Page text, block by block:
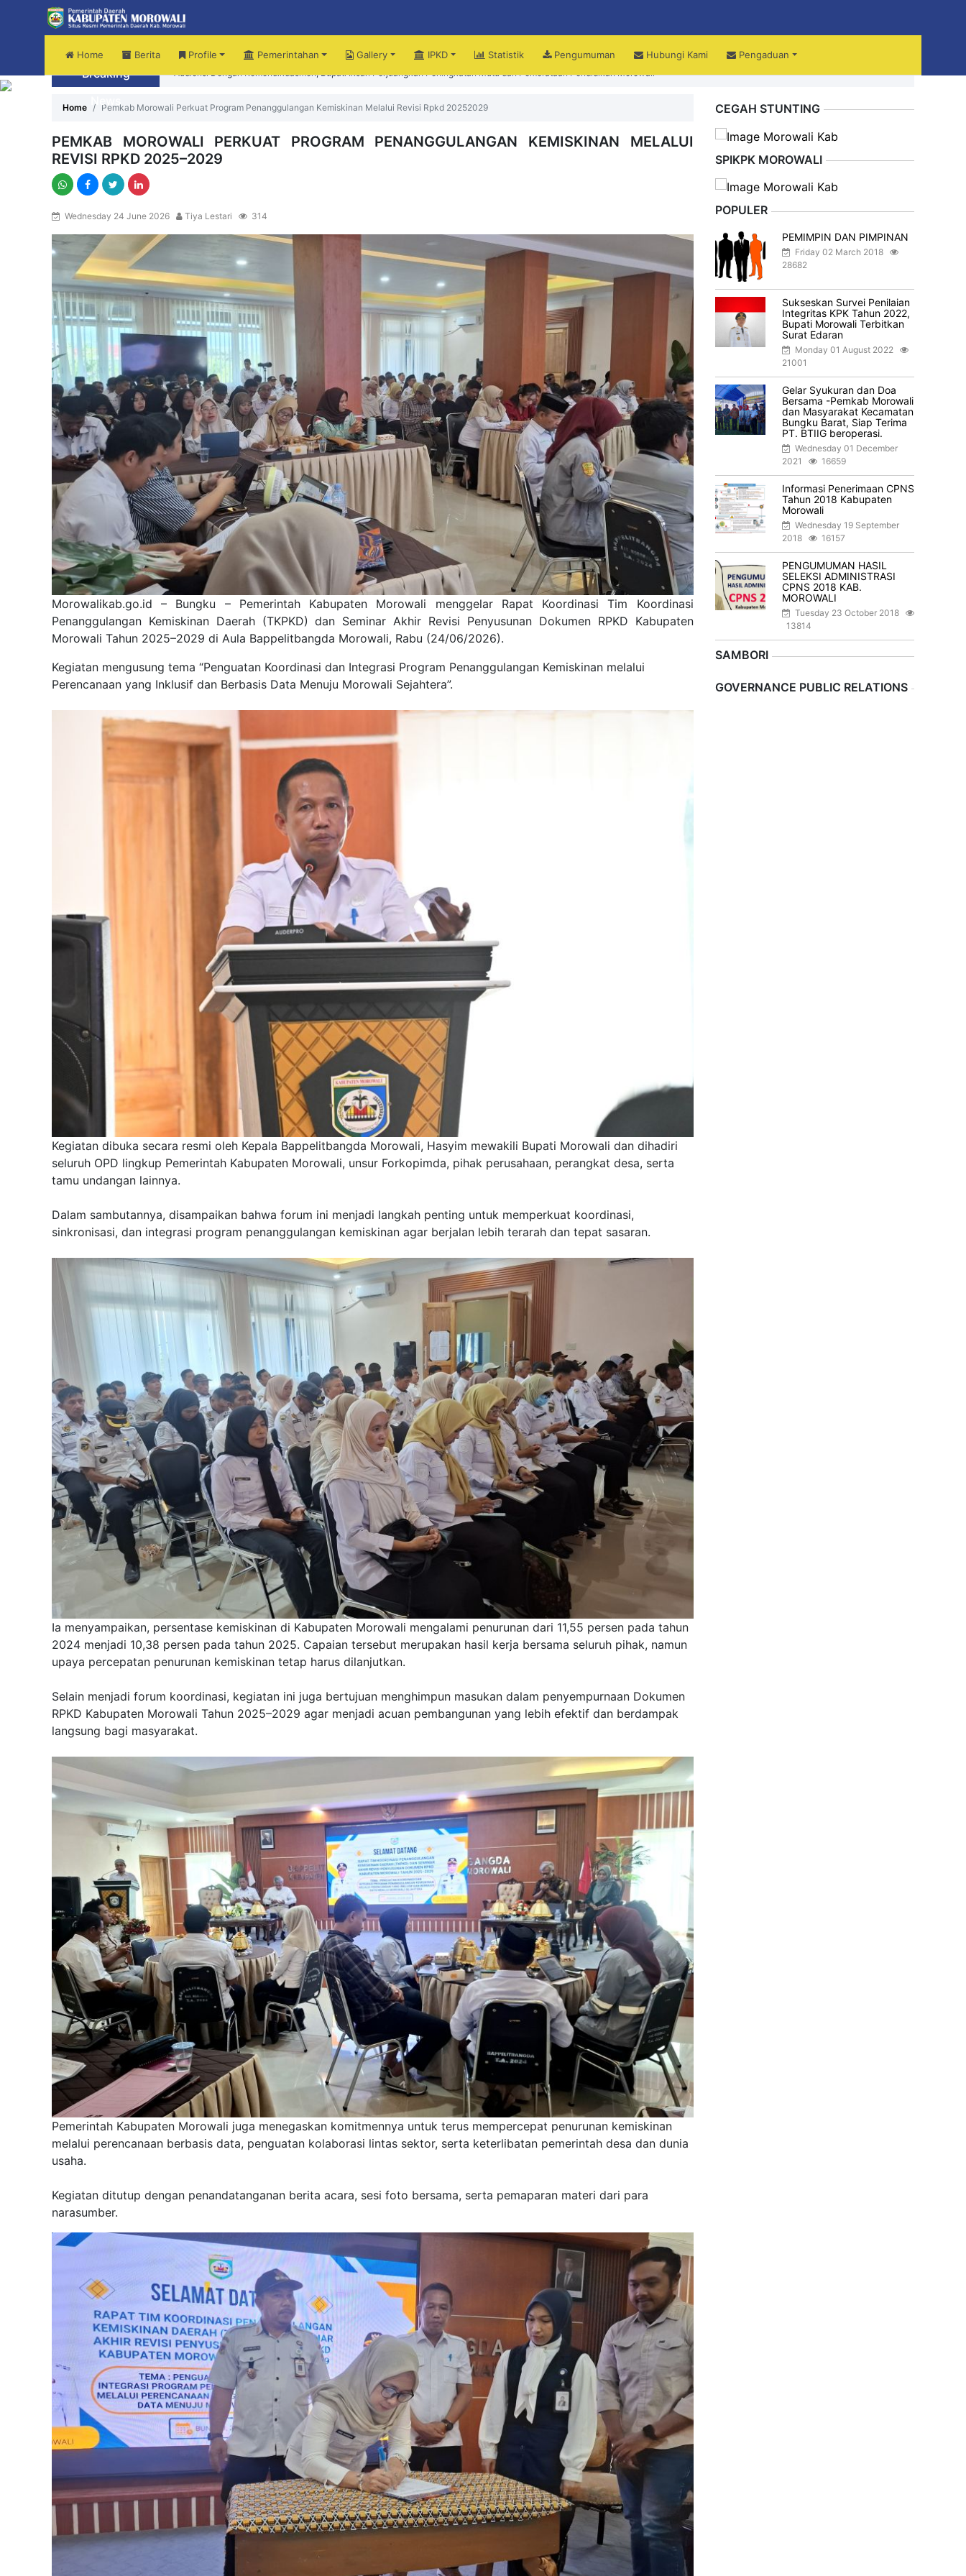
Home Berita Profile Pemerintahan Gallery IPKD Statistik Pengumuman Hubungi Kami Pengaduan
Breaking
News
Sekda Morowali Yusman Mahbub Hadiri Peringatan HUT ke-15 Kecamatan Bungku Timur
Home Pemkab Morowali Perkuat Program Penanggulangan Kemiskinan Melalui Revisi Rpkd 20252029
PEMKAB MOROWALI PERKUAT PROGRAM PENANGGULANGAN KEMISKINAN MELALUI
REVISI RPKD 2025–2029
Wednesday 24 June 2026 Tiya Lestari 314
Morowalikab.go.id – Bungku – Pemerintah Kabupaten Morowali menggelar Rapat Koordinasi Tim Koordinasi
Penanggulangan Kemiskinan Daerah (TKPKD) dan Seminar Akhir Revisi Penyusunan Dokumen RPKD Kabupaten
Morowali Tahun 2025–2029 di Aula Bappelitbangda Morowali, Rabu (24/06/2026).
Kegiatan mengusung tema “Penguatan Koordinasi dan Integrasi Program Penanggulangan Kemiskinan melalui
Perencanaan yang Inklusif dan Berbasis Data Menuju Morowali Sejahtera”.
Kegiatan dibuka secara resmi oleh Kepala Bappelitbangda Morowali, Hasyim mewakili Bupati Morowali dan dihadiri
seluruh OPD lingkup Pemerintah Kabupaten Morowali, unsur Forkopimda, pihak perusahaan, perangkat desa, serta
tamu undangan lainnya.
Dalam sambutannya, disampaikan bahwa forum ini menjadi langkah penting untuk memperkuat koordinasi,
sinkronisasi, dan integrasi program penanggulangan kemiskinan agar berjalan lebih terarah dan tepat sasaran.
Ia menyampaikan, persentase kemiskinan di Kabupaten Morowali mengalami penurunan dari 11,55 persen pada tahun
2024 menjadi 10,38 persen pada tahun 2025. Capaian tersebut merupakan hasil kerja bersama seluruh pihak, namun
upaya percepatan penurunan kemiskinan tetap harus dilanjutkan.
Selain menjadi forum koordinasi, kegiatan ini juga bertujuan menghimpun masukan dalam penyempurnaan Dokumen
RPKD Kabupaten Morowali Tahun 2025–2029 agar menjadi acuan pembangunan yang lebih efektif dan berdampak
langsung bagi masyarakat.
Pemerintah Kabupaten Morowali juga menegaskan komitmennya untuk terus mempercepat penurunan kemiskinan
melalui perencanaan berbasis data, penguatan kolaborasi lintas sektor, serta keterlibatan pemerintah desa dan dunia
usaha.
Kegiatan ditutup dengan penandatanganan berita acara, sesi foto bersama, serta pemaparan materi dari para
narasumber.
CEGAH STUNTING
SPIKPK MOROWALI
POPULER
PEMIMPIN DAN PIMPINAN
Friday 02 March 2018
28682
Sukseskan Survei Penilaian
Integritas KPK Tahun 2022,
Bupati Morowali Terbitkan
Surat Edaran
Monday 01 August 2022
21001
Gelar Syukuran dan Doa
Bersama -Pemkab Morowali
dan Masyarakat Kecamatan
Bungku Barat, Siap Terima
PT. BTIIG beroperasi.
Wednesday 01 December
2021
16659
Informasi Penerimaan CPNS
Tahun 2018 Kabupaten
Morowali
Wednesday 19 September
2018
16157
PENGUMUMAN HASIL
SELEKSI ADMINISTRASI
CPNS 2018 KAB.
MOROWALI
Tuesday 23 October 2018
13814
SAMBORI
Previous
Next
GOVERNANCE PUBLIC RELATIONS